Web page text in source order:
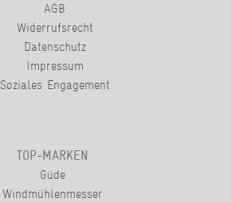
AGB
Widerrufsrecht
Datenschutz
Impressum
Soziales Engagement
TOP-MARKEN
Güde
Windmühlenmesser